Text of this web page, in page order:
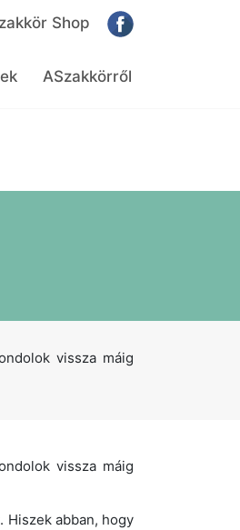
Shop
ASzakkörről
vissza máig
vissza máig
Hiszek abban, hogy